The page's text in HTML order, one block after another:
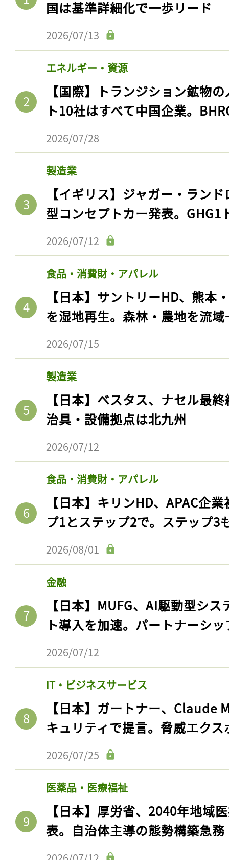
国は基準詳細化で一歩リード
2026/07/13
エネルギー・資源
【国際】トランジション鉱物
ト10社はすべて中国企業。
2026/07/28
製造業
【イギリス】ジャガー・ラン
型コンセプトカー発表。GHG1
2026/07/12
食品・消費財・アパレル
【日本】サントリーHD、熊本
を湿地再生。森林・農地を流
2026/07/15
製造業
【日本】ベスタス、ナセル最
治具・設備拠点は北九州
2026/07/12
食品・消費財・アパレル
【日本】キリンHD、APAC企
プ1とステップ2で。ステップ3
2026/08/01
金融
【日本】MUFG、AI駆動型シ
ト導入を加速。パートナーシ
2026/07/12
IT・ビジネスサービス
【日本】ガートナー、Claude
キュリティで提言。脅威エク
2026/07/25
医薬品・医療福祉
【日本】厚労省、2040年地域
表。自治体主導の態勢構築急務
記事をお気に入りに
ログイン